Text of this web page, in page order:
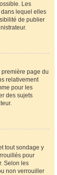
Les
lequel elles
de publier
page du
relativement
pour les
des sujets
tout sondage y
pour
Selon les
non verrouiller